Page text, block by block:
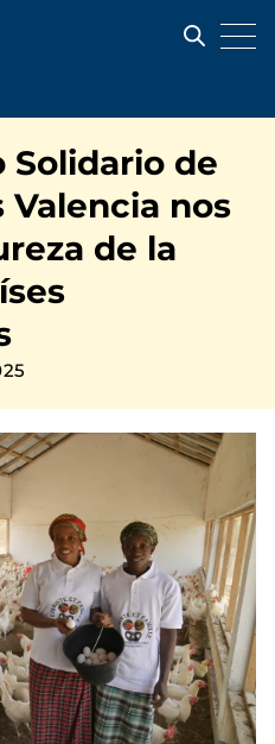
Solidario de
Valencia nos
de la